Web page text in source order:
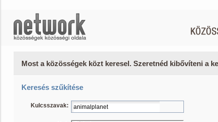
Most a közösségek közt keresel. Szeretnéd kibővíteni a
Keresés szűkítése
Kulcsszavak: